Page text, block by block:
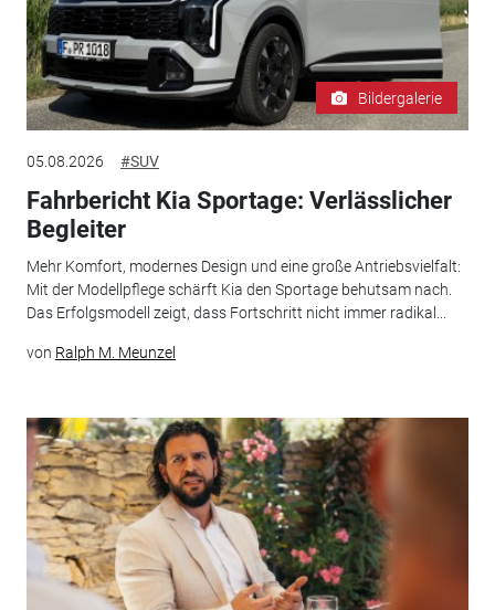
Bildergalerie
05.08.2026 #SUV
Fahrbericht Kia Sportage: Verlässlicher
Begleiter
Mehr Komfort, modernes Design und eine große Antriebsvielfalt:
Mit der Modellpflege schärft Kia den Sportage behutsam nach.
Das Erfolgsmodell zeigt, dass Fortschritt nicht immer radikal...
von Ralph M. Meunzel